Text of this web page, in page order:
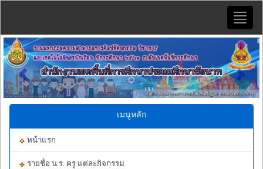
Toggle
Previous Next
เมนูหลัก
หน้าแรก
รายชื่อ น.ร. ครู แต่ละกิจกรรม